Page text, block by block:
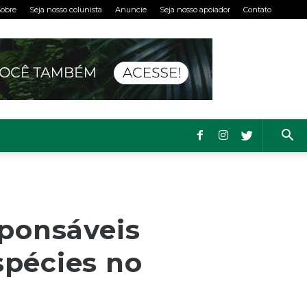
Seja nosso colunista Anuncie Seja nosso apoiador Contato
no